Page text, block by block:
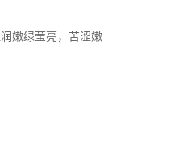
嫩绿莹亮，苦涩嫩